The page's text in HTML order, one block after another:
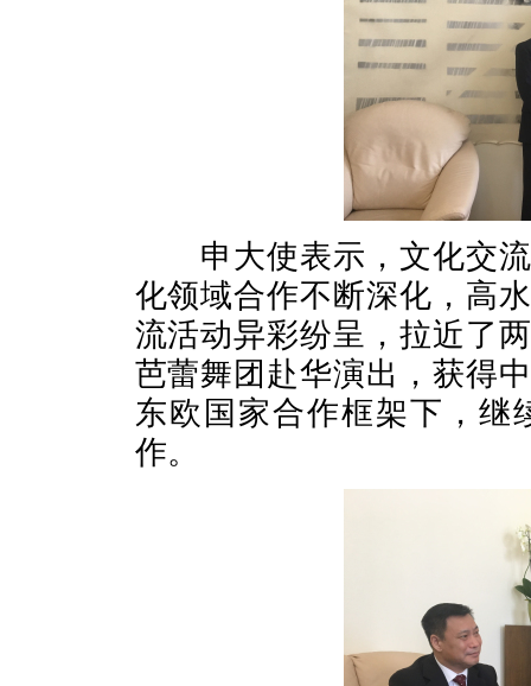
申大使表示，文化交流
化领域合作不断深化，高
流活动异彩纷呈，拉近了
芭蕾舞团赴华演出，获得
东欧国家合作框架下，继
作。